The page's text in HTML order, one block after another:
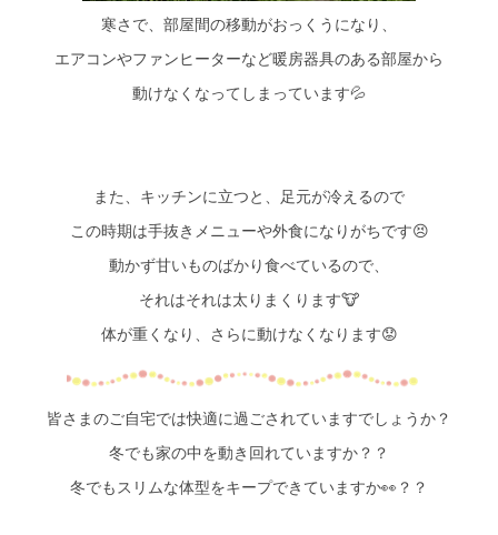
企業情報
寒さで、部屋間の移動がおっくうになり、
エアコンやファンヒーターなど暖房器具のある部屋から
動けなくなってしまっています💦
また、キッチンに立つと、足元が冷えるので
この時期は手抜きメニューや外食になりがちです😣
動かず甘いものばかり食べているので、
それはそれは太りまくります🐮
体が重くなり、さらに動けなくなります😟
皆さまのご自宅では快適に過ごされていますでしょうか？
冬でも家の中を動き回れていますか？？
冬でもスリムな体型をキープできていますか👀？？